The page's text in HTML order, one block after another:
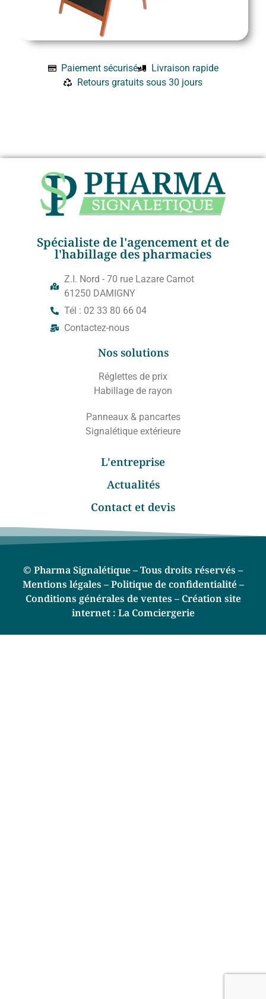
Paiement sécurisé
Livraison rapide
Retours gratuits sous 30 jours
Spécialiste de l'agencement et de
l'habillage des pharmacies
Z.I. Nord - 70 rue Lazare Carnot
61250 DAMIGNY
Tél : 02 33 80 66 04
Contactez-nous
Nos solutions
Réglettes de prix
Habillage de rayon
Panneaux & pancartes
Signalétique extérieure
L'entreprise
Actualités
Contact et devis
© Pharma Signalétique – Tous droits réservés –
Mentions légales – Politique de confidentialité –
Conditions générales de ventes –Création site
internet : La Comciergerie